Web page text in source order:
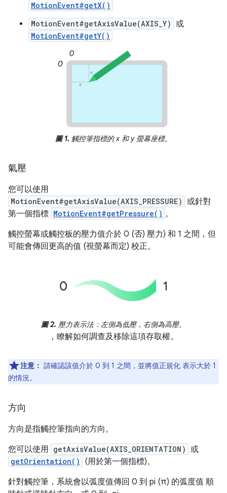
MotionEvent#getX()
MotionEvent#getAxisValue(AXIS_Y) 或
MotionEvent#getY()
圖 1. 觸控筆指標的 x 和 y 螢幕座標。
氣壓
您可以使用
MotionEvent#getAxisValue(AXIS_PRESSURE) 或針對
第一個指標 MotionEvent#getPressure() 。
觸控螢幕或觸控板的壓力值介於 0 (否) 壓力) 和 1 之間，但
可能會傳回更高的值 (視螢幕而定) 校正。
圖 2. 壓力表示法：左側為低壓，右側為高壓。
，瞭解如何調查及移除這項存取權。
注意： 請確認該值介於 0 到 1 之間，並將值正規化 表示大於 1
的情況。
方向
方向是指觸控筆指向的方向。
您可以使用 getAxisValue(AXIS_ORIENTATION) 或
getOrientation()
(用於第一個指標)。
針對觸控筆，系統會以弧度值傳回 0 到 pi (π) 的弧度值 順